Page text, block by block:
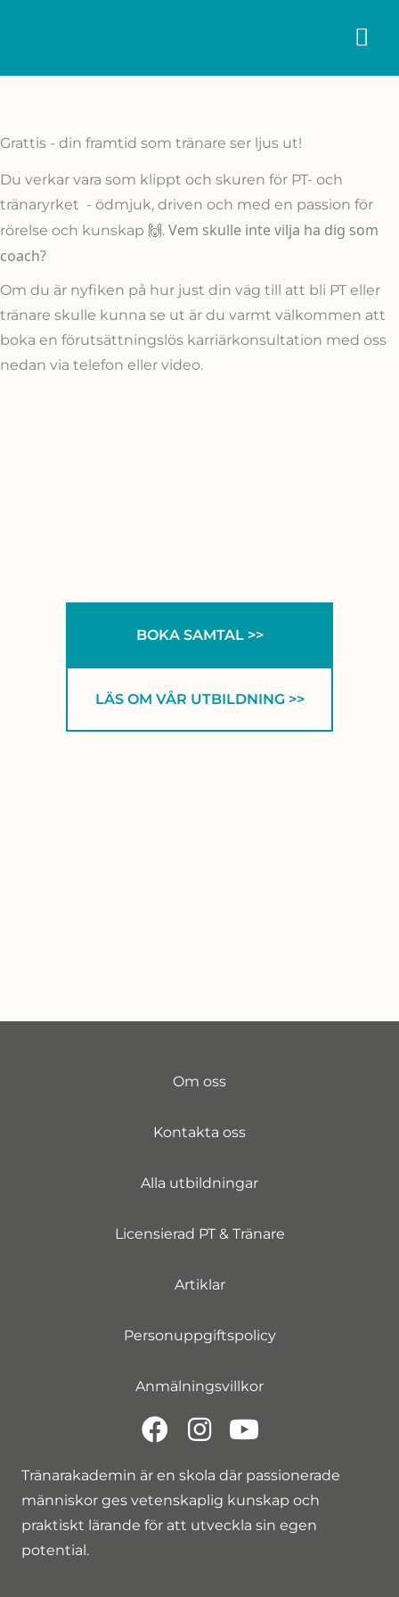
Grattis - din framtid som tränare ser ljus ut!
Du verkar vara som klippt och skuren för PT- och
tränaryrket - ödmjuk, driven och med en passion för
rörelse och kunskap 🙌. Vem skulle inte vilja ha dig som
coach?
Om du är nyfiken på hur just din väg till att bli PT eller
tränare skulle kunna se ut är du varmt välkommen att
boka en förutsättningslös karriärkonsultation med oss
nedan via telefon eller video.
BOKA SAMTAL >>
LÄS OM VÅR UTBILDNING >>
Tränarakademin är en skola där passionerade
människor ges vetenskaplig kunskap och
praktiskt lärande för att utveckla sin egen
potential.
Om oss
Kontakta oss
Alla utbildningar
Licensierad PT & Tränare
Artiklar
Personuppgiftspolicy
Anmälningsvillkor